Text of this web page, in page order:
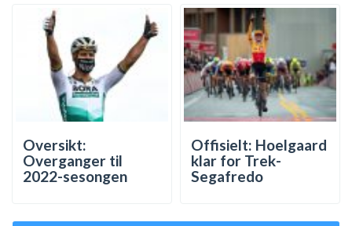
Oversikt:
Overganger til
2022-sesongen
Offisielt: Hoelgaard
klar for Trek-
Segafredo